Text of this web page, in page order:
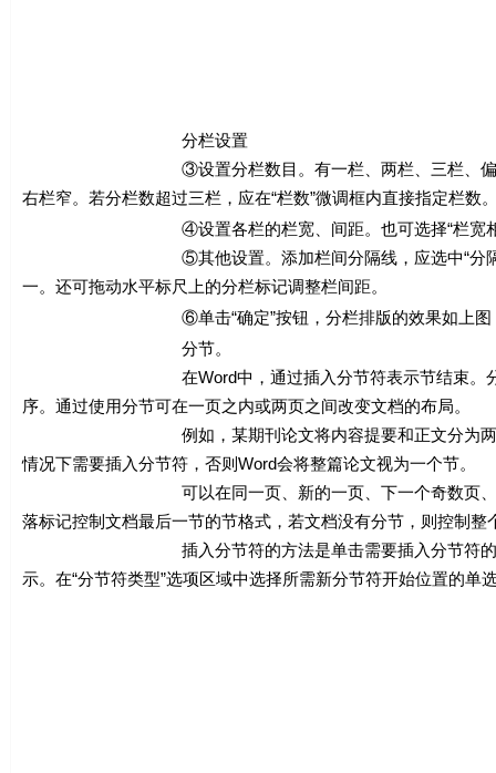
分栏设置
③设置分栏数目。有一栏、两栏、三栏、偏左和偏右
右栏窄。若分栏数超过三栏，应在“栏数”微调框内直接指定栏数
④设置各栏的栏宽、间距。也可选择“栏宽相等”复
⑤其他设置。添加栏间分隔线，应选中“分隔线”复选框
一。还可拖动水平标尺上的分栏标记调整栏间距。
⑥单击“确定”按钮，分栏排版的效果如上图（
分节。
在Word中，通过插入分节符表示节结束。分节符包
序。通过使用分节可在一页之内或两页之间改变文档的布局。
例如，某期刊论文将内容提要和正文分为两节，要求
情况下需要插入分节符，否则Word会将整篇论文视为一个节。
可以在同一页、新的一页、下一个奇数页、下一个偶
落标记控制文档最后一节的节格式，若文档没有分节，则控制整
插入分节符的方法是单击需要插入分节符的位置，选
示。在“分节符类型”选项区域中选择所需新分节符开始位置的单